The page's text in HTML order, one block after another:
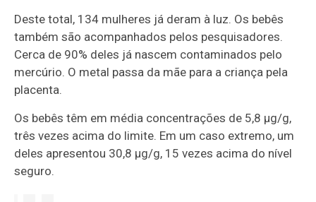
Deste total, 134 mulheres já deram à luz. Os bebês
também são acompanhados pelos pesquisadores.
Cerca de 90% deles já nascem contaminados pelo
mercúrio. O metal passa da mãe para a criança pela
placenta.
Os bebês têm em média concentrações de 5,8 µg/g,
três vezes acima do limite. Em um caso extremo, um
deles apresentou 30,8 µg/g, 15 vezes acima do nível
seguro.